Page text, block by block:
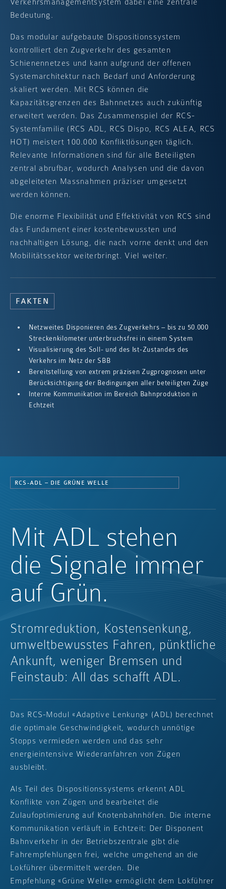
Verkehrsmanagementsystem dabei eine zentrale
Bedeutung.
Das modular aufgebaute Dispositionssystem
kontrolliert den Zugverkehr des gesamten
Schienennetzes und kann aufgrund der offenen
Systemarchitektur nach Bedarf und Anforderung
skaliert werden. Mit RCS können die
Kapazitätsgrenzen des Bahnnetzes auch zukünftig
erweitert werden. Das Zusammenspiel der RCS-
Systemfamilie (RCS ADL, RCS Dispo, RCS ALEA, RCS
HOT) meistert 100.000 Konfliktlösungen täglich.
Relevante Informationen sind für alle Beteiligten
zentral abrufbar, wodurch Analysen und die davon
abgeleiteten Massnahmen präziser umgesetzt
werden können.
Die enorme Flexibilität und Effektivität von RCS sind
das Fundament einer kostenbewussten und
nachhaltigen Lösung, die nach vorne denkt und den
Mobilitätssektor weiterbringt. Viel weiter.
FAKTEN
Netzweites Disponieren des Zugverkehrs – bis zu 50.000
Streckenkilometer unterbruchsfrei in einem System
Visualisierung des Soll- und des Ist-Zustandes des
Verkehrs im Netz der SBB
Bereitstellung von extrem präzisen Zugprognosen unter
Berücksichtigung der Bedingungen aller beteiligten Züge
Interne Kommunikation im Bereich Bahnproduktion in
Echtzeit
RCS-ADL – DIE GRÜNE WELLE
Mit ADL stehen
die Signale immer
auf Grün.
Stromreduktion, Kostensenkung,
umweltbewusstes Fahren, pünktliche
Ankunft, weniger Bremsen und
Feinstaub: All das schafft ADL.
Das RCS-Modul Adaptive Lenkung
(ADL) berechnet
die optimale Geschwindigkeit, wodurch unnötige
Stopps vermieden werden und das sehr
energieintensive Wiederanfahren von Zügen
ausbleibt.
Als Teil des Dispositionssystems erkennt ADL
Konflikte von Zügen und bearbeitet die
Zulaufoptimierung auf Knotenbahnhöfen. Die interne
Kommunikation verläuft in Echtzeit: Der Disponent
Bahnverkehr in der Betriebszentrale gibt die
Fahrempfehlungen frei, welche umgehend an die
Lokführer übermittelt werden. Die
Empfehlung Grüne Welle
ermöglicht dem Lokführer